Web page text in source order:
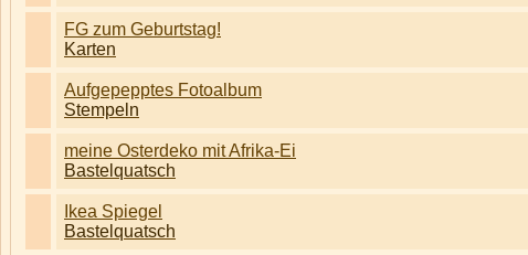
FG zum Geburtstag!
Karten
Aufgepepptes Fotoalbum
Stempeln
meine Osterdeko mit Afrika-Ei
Bastelquatsch
Ikea Spiegel
Bastelquatsch